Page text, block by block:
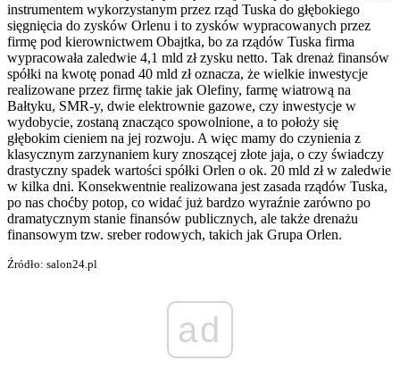
instrumentem wykorzystanym przez rząd Tuska do głębokiego
sięgnięcia do zysków Orlenu i to zysków wypracowanych przez
firmę pod kierownictwem Obajtka, bo za rządów Tuska firma
wypracowała zaledwie 4,1 mld zł zysku netto. Tak drenaż finansów
spółki na kwotę ponad 40 mld zł oznacza, że wielkie inwestycje
realizowane przez firmę takie jak Olefiny, farmę wiatrową na
Bałtyku, SMR-y, dwie elektrownie gazowe, czy inwestycje w
wydobycie, zostaną znacząco spowolnione, a to położy się
głębokim cieniem na jej rozwoju. A więc mamy do czynienia z
klasycznym zarzynaniem kury znoszącej złote jaja, o czy świadczy
drastyczny spadek wartości spółki Orlen o ok. 20 mld zł w zaledwie
w kilka dni. Konsekwentnie realizowana jest zasada rządów Tuska,
po nas choćby potop, co widać już bardzo wyraźnie zarówno po
dramatycznym stanie finansów publicznych, ale także drenażu
finansowym tzw. sreber rodowych, takich jak Grupa Orlen.
Źródło: salon24.pl
ad